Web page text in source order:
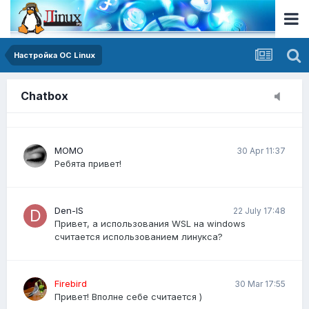
Настройка ОС Linux
Chatbox
я не спамил у вас ничего на форуме, можете
пожалуйста сделать возможность размещения
публикации?
автоматизации задач?
MOMO 30 Apr 11:37
Ребята привет!
Den-IS 22 July 17:48
Привет, а использования WSL на windows
считается использованием линукса?
Firebird 30 Mar 17:55
Привет! Вполне себе считается )